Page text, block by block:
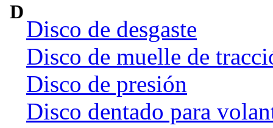
D
Disco de desgaste
Disco de muelle de
Disco de presión
Disco dentado para